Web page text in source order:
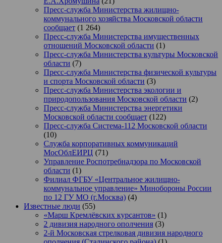
Пресс-служба Министерства жилищно-
коммунального хозяйства Московской области
сообщает (1 264)
Пресс-служба Министерства имущественных
отношений Московской области (1)
Пресс-служба Министерства культуры Московской
области (7)
Пресс-служба Министерства физической культуры
и спорта Московской области (3)
Пресс-служба Министерства экологии и
природопользования Московской области (2)
Пресс-служба Министерства энергетики
Московской области сообщает (122)
Пресс-служба Система-112 Московской области
(10)
Служба корпоративных коммуникаций
МосОблЕИРЦ (71)
Управление Роспотребнадзора по Московской
области (1)
Филиал ФГБУ «Центральное жилищно-
коммунальное управление» Минобороны России
по 12 ГУ МО (г.Москва) (4)
Известные люди (55)
«Марш Кремлёвских курсантов» (1)
2 дивизия народного ополчения (3)
2-й Московская стрелковая дивизия народного